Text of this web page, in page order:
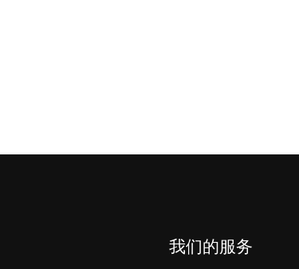
我们的服务